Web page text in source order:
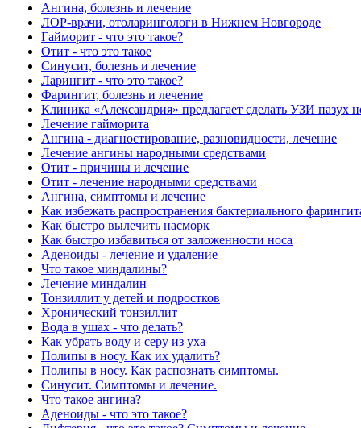
Ангина, болезнь и лечение
ЛОР-врачи, отоларингологи в Нижнем Новгороде
Гайморит - что это такое?
Отит - что это такое
Синусит, болезнь и лечение
Ларингит - что это такое?
Фарингит, болезнь и лечение
Клиника «Александрия» предлагает сделать УЗИ пазух
Лечение гайморита
Ангина - диагностирование, разновидности, лечение
Лечение ангины народными средствами
Отит - причины и лечение
Отит - лечение народными средствами
Ангина, симптомы и лечение
Как избежать распространения бактериального
Как быстро вылечить насморк
Как быстро избавиться от заложенности носа
Аденоиды - лечение и удаление
Что такое миндалины?
Лечение миндалин
Тонзиллит у детей и подростков
Хронический тонзиллит
Вода в ушах - что делать?
Как убрать воду и серу из уха
Полипы в носу. Как их удалить?
Полипы в носу. Как распознать симптомы.
Синусит. Симптомы и лечение.
Что такое ангина?
Аденоиды - что это такое?